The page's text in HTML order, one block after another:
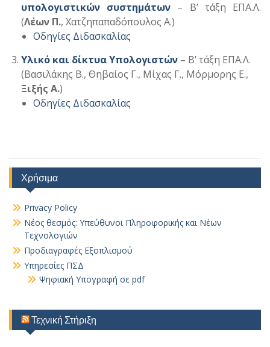
υπολογιστικών συστημάτων – Β’ τάξη ΕΠΑ.Λ.
(Λέων Π., Χατζηπαπαδόπουλος Α.)
Οδηγίες Διδασκαλίας
Υλικό και δίκτυα Υπολογιστών – Β’ τάξη ΕΠΑ.Λ.
(Βασιλάκης Β., Θηβαίος Γ., Μίχας Γ., Μόρμορης Ε.,
Ξιξής Α.)
Οδηγίες Διδασκαλίας
Χρήσιμα
Privacy Policy
Νέος θεσμός: Υπεύθυνοι Πληροφορικής και Νέων
Τεχνολογιών
Προδιαγραφές Εξοπλισμού
Υπηρεσίες ΠΣΔ
Ψηφιακή Υπογραφή σε pdf
Τεχνική Στήριξη